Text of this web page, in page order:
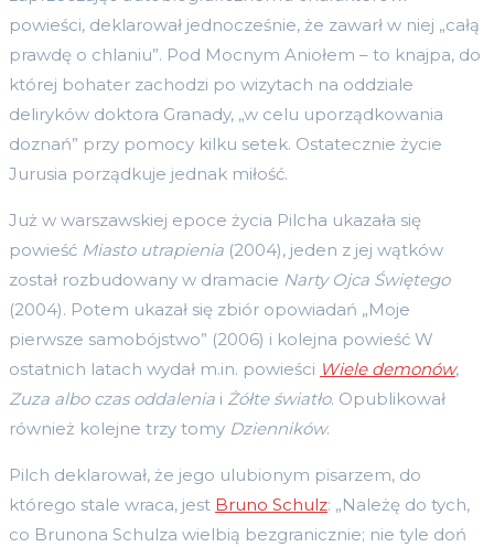
powieści, deklarował jednocześnie, że zawarł w niej „całą
prawdę o chlaniu”. Pod Mocnym Aniołem – to knajpa, do
której bohater zachodzi po wizytach na oddziale
deliryków doktora Granady, „w celu uporządkowania
doznań” przy pomocy kilku setek. Ostatecznie życie
Jurusia porządkuje jednak miłość.
Już w warszawskiej epoce życia Pilcha ukazała się
powieść Miasto utrapienia (2004), jeden z jej wątków
został rozbudowany w dramacie Narty Ojca Świętego
(2004). Potem ukazał się zbiór opowiadań „Moje
pierwsze samobójstwo” (2006) i kolejna powieść W
ostatnich latach wydał m.in. powieści Wiele demonów,
Zuza albo czas oddalenia i Żółte światło. Opublikował
również kolejne trzy tomy Dzienników.
Pilch deklarował, że jego ulubionym pisarzem, do
którego stale wraca, jest Bruno Schulz: „Należę do tych,
co Brunona Schulza wielbią bezgranicznie; nie tyle doń